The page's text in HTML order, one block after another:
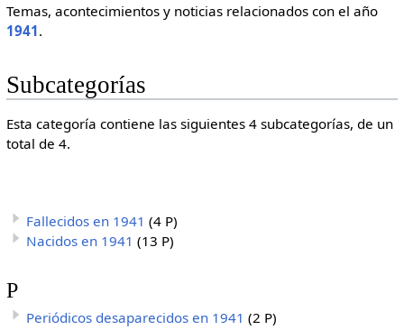
Temas, acontecimientos y noticias relacionados con el año
1941.
Subcategorías
Esta categoría contiene las siguientes 4 subcategorías, de un
total de 4.
Fallecidos en 1941 (4 P)
Nacidos en 1941 (13 P)
P
Periódicos desaparecidos en 1941 (2 P)